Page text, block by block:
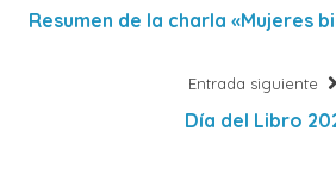
de
Resumen de la charla «Mujeres
Entrada siguiente
Día del Libro